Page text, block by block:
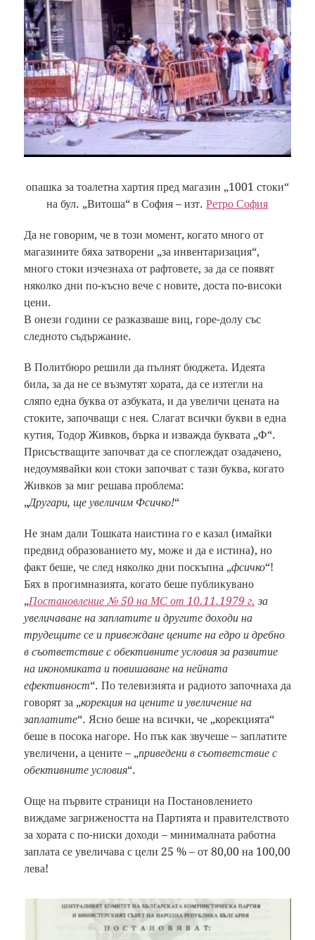
опашка за тоалетна хартия пред магазин „1001 стоки“
на бул. „Витоша“ в София – изт.Ретро София
Да не говорим, че в този момент, когато много от
магазините бяха затворени „за инвентаризация“,
много стоки изчезнаха от рафтовете, за да се появят
няколко дни по-късно вече с новите, доста по-високи
цени.
В онези години се разказваше виц, горе-долу със
следното съдържание.
В Политбюро решили да пълнят бюджета. Идеята
била, за да не се възмутят хората, да се изтегли на
сляпо една буква от азбуката, и да увеличи цената на
стоките, започващи с нея. Слагат всички букви в една
кутия, Тодор Живков, бърка и изважда буквата „Ф“.
Присъстващите започват да се споглеждат озадачено,
недоумявайки кои стоки започват с тази буква, когато
Живков за миг решава проблема:
„Другари, ще увеличим Фсичко!“
Не знам дали Тошката наистина го е казал (имайки
предвид образованието му, може и да е истина), но
факт беше, че след няколко дни поскъпна „фсичко“!
Бях в прогимназията, когато беше публикувано
„Постановление № 50 на МС от 10.11.1979 г. за
увеличаване на заплатите и другите доходи на
трудещите се и привеждане цените на едро и дребно
в съответствие с обективните условия за развитие
на икономиката и повишаване на нейната
ефективност“. По телевизията и радиото започнаха да
говорят за „корекция на цените и увеличение на
заплатите“. Ясно беше на всички, че „корекцията“
беше в посока нагоре. Но пък как звучеше – заплатите
увеличени, а цените – „приведени в съответствие с
обективните условия“.
Още на първите страници на Постановлението
виждаме загрижеността на Партията и правителството
за хората с по-ниски доходи – минималната работна
заплата се увеличава с цели 25 % – от 80,00 на 100,00
лева!